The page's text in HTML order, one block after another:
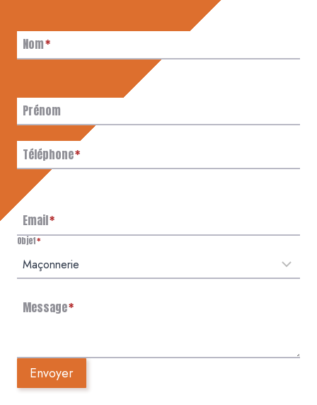
Nom*
Prénom
Téléphone*
Email*
Objet*
Message*
Envoyer